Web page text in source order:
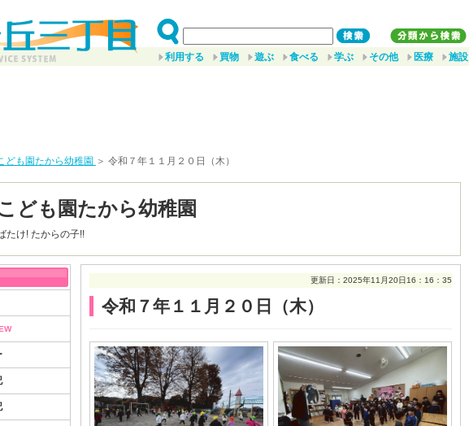
利用する 買物 遊ぶ 食べる 学ぶ その他 医療 施設
ども園たから幼稚園 ＞ 令和７年１１月２０日（木）
ども園たから幼稚園
たけ! たからの子!!
更新日：2025年11月20日16：16：35
令和７年１１月２０日（木）